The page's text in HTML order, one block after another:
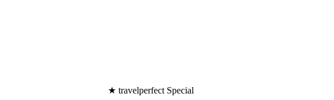
★ travelperfect Special